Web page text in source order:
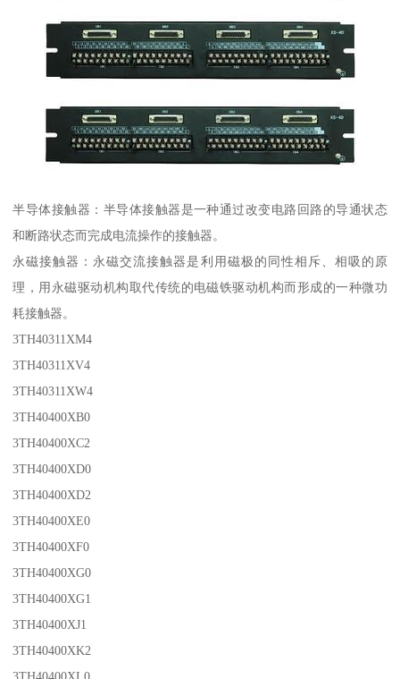
半导体接触器：半导体接触器是一种通过改变电路回路的导通状态
和断路状态而完成电流操作的接触器。
永磁接触器：永磁交流接触器是利用磁极的同性相斥、相吸的原
理，用永磁驱动机构取代传统的电磁铁驱动机构而形成的一种微功
耗接触器。
3TH40311XM4
3TH40311XV4
3TH40311XW4
3TH40400XB0
3TH40400XC2
3TH40400XD0
3TH40400XD2
3TH40400XE0
3TH40400XF0
3TH40400XG0
3TH40400XG1
3TH40400XJ1
3TH40400XK2